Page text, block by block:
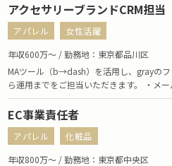
アクセサリーブランドCRM担当
アパレル
女性活躍
年収600万〜 / 勤務地：東京都品川区
MAツール（b→dash）を活用し、grayの
ら運用までをご担当いただきます。 ・メ
EC事業責任者
アパレル
化粧品
年収800万〜 / 勤務地：東京都中央区